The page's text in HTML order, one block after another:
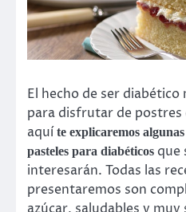
El hecho de ser
para disfrutar de postres
aquíte explicaremos
pasteles para diabéticos que
interesarán. Todas las
presentaremos son